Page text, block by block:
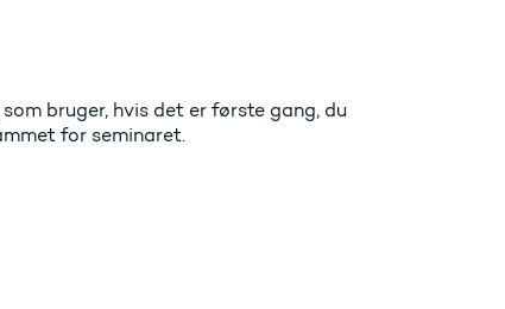
bruger, hvis det er første gang, du
for seminaret.